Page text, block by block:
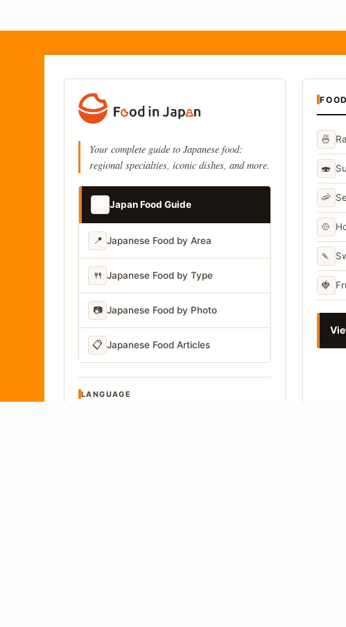
Your complete guide to Japanese food:
regional specialties, iconic dishes, and more.
Japan Food Guide
📍 Japanese Food by Area
🍴 Japanese Food by Type
📷 Japanese Food by Photo
📋 Japanese Food Articles
LANGUAGE
🍜
🍣
🦐
🍲
🍡
🍓